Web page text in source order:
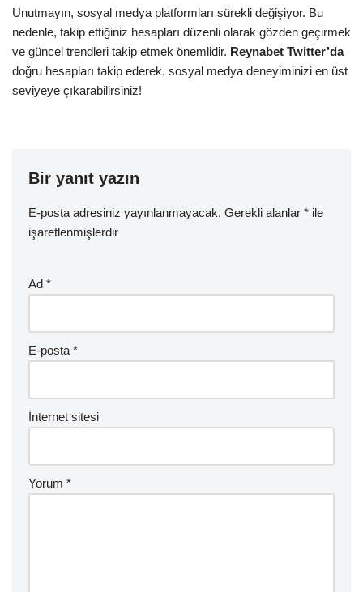
Unutmayın, sosyal medya platformları sürekli değişiyor. Bu
nedenle, takip ettiğiniz hesapları düzenli olarak gözden geçirmek
ve güncel trendleri takip etmek önemlidir. Reynabet Twitter’da
doğru hesapları takip ederek, sosyal medya deneyiminizi en üst
seviyeye çıkarabilirsiniz!
Bir yanıt yazın
E-posta adresiniz yayınlanmayacak. Gerekli alanlar * ile
işaretlenmişlerdir
Ad *
E-posta *
İnternet sitesi
Yorum *